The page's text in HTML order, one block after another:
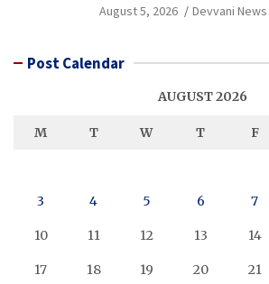
August 5, 2026 Devvani News
Post Calendar
AUGUST 2026
M T W T F
3 4 5 6 7
10 11 12 13 14
17 18 19 20 21